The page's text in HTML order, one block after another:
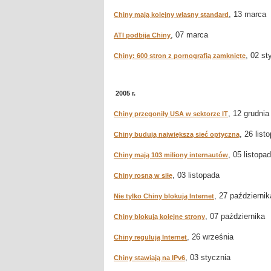
Chiny mają kolejny własny standard, 13 marca
ATI podbija Chiny, 07 marca
Chiny: 600 stron z pornografią zamknięte, 02
2005 r.
Chiny przegoniły USA w sektorze IT, 12 grudnia
Chiny budują największą sieć optyczną, 26
Chiny mają 103 miliony internautów, 05
Chiny rosną w siłę, 03 listopada
Nie tylko Chiny blokują Internet, 27
Chiny blokują kolejne strony, 07 października
Chiny regulują Internet, 26 września
Chiny stawiają na IPv6, 03 stycznia